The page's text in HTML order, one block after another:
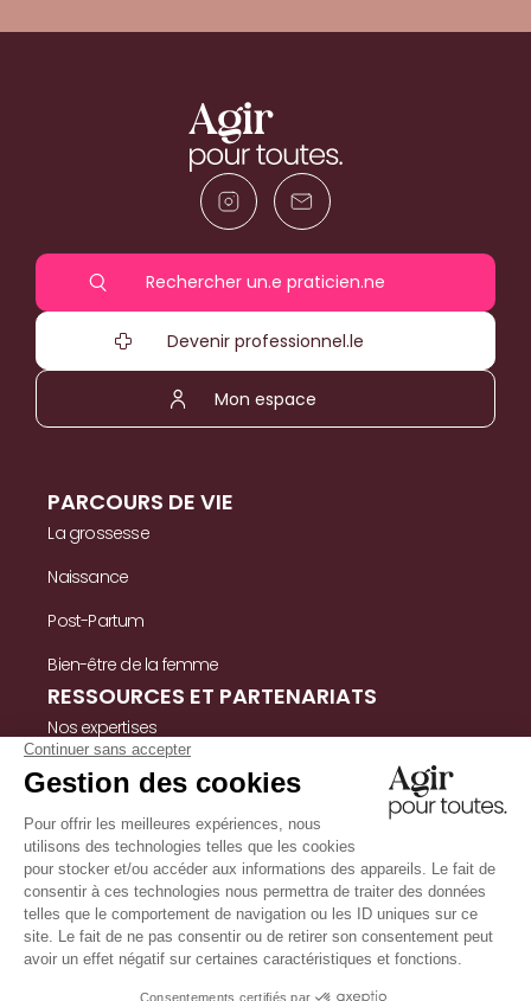
Rechercher un.e praticien.ne
Devenir professionnel.le
Mon espace
PARCOURS DE VIE
La grossesse
Naissance
Post-Partum
Bien-être de la femme
RESSOURCES ET PARTENARIATS
Nos expertises
Nos ressources
Témoignages
Nous contacter
INFORMATIONS
Mentions légales
Politique de confidentialité & cookies